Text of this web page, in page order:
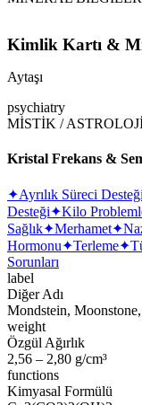
Kimlik Kartı &
Aytaşı
psychiatry
MİSTİK /
Kristal Frekans &
✦Ayrılık Süreci
Desteği✦Kilo
Sağlık✦Merhamet✦
Hormonu✦Terleme✦
Sorunları
label
Diğer Adı
Mondstein,
weight
Özgül Ağırlık
2,56 – 2,80 g/cm³
functions
Kimyasal Formülü